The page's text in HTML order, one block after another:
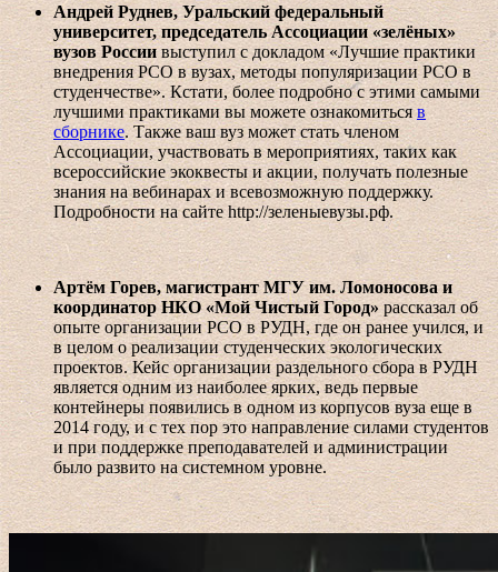
Андрей Руднев, Уральский федеральный
университет, председатель Ассоциации «зелёных»
вузов России выступил с докладом «Лучшие практики
внедрения РСО в вузах, методы популяризации РСО в
студенчестве». Кстати, более подробно с этими самыми
лучшими практиками вы можете ознакомитьсяв
сборнике. Также ваш вуз может стать членом
Ассоциации, участвовать в мероприятиях, таких как
всероссийские экоквесты и акции, получать полезные
знания на вебинарах и всевозможную поддержку.
Подробности на сайте http://зеленыевузы.рф.
Артём Горев, магистрант МГУ им. Ломоносова и
координатор НКО «Мой Чистый Город»рассказал об
опыте организации РСО в РУДН, где он ранее учился, и
в целом о реализации студенческих экологических
проектов. Кейс организации раздельного сбора в РУДН
является одним из наиболее ярких, ведь первые
контейнеры появились в одном из корпусов вуза еще в
2014 году, и с тех пор это направление силами студентов
и при поддержке преподавателей и администрации
было развито на системном уровне.